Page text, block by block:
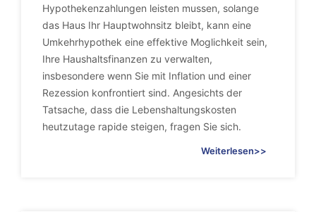
Hypothekenzahlungen leisten mussen, solange
das Haus Ihr Hauptwohnsitz bleibt, kann eine
Umkehrhypothek eine effektive Moglichkeit sein,
Ihre Haushaltsfinanzen zu verwalten,
insbesondere wenn Sie mit Inflation und einer
Rezession konfrontiert sind. Angesichts der
Tatsache, dass die Lebenshaltungskosten
heutzutage rapide steigen, fragen Sie sich.
Weiterlesen>>